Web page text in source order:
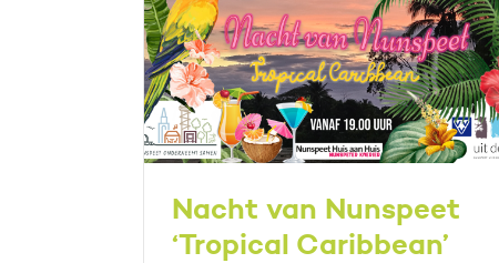
Nacht van Nunspeet
‘Tropical Caribbean’